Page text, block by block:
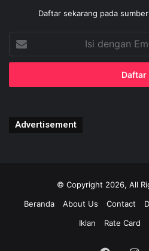
Daftar sekarang pada
dengan
Email
Advertisement
© Copyright 2026, All
Beranda
About Us Contact
Iklan
Rate Card